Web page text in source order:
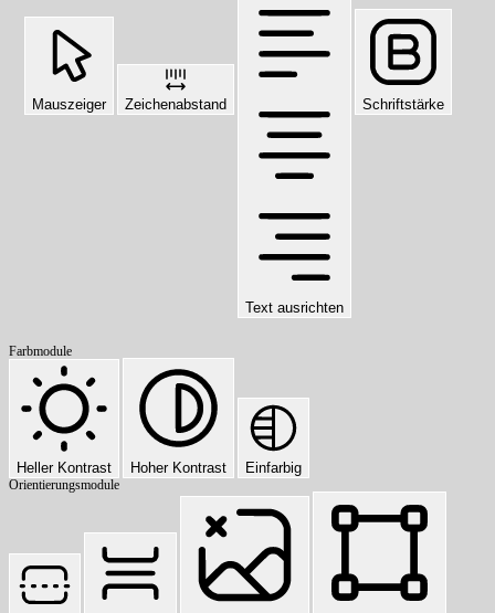
Mauszeiger Zeichenabstand
Text ausrichten
Schriftstärke
Farbmodule
Heller Kontrast Hoher Kontrast Einfarbig
Orientierungsmodule